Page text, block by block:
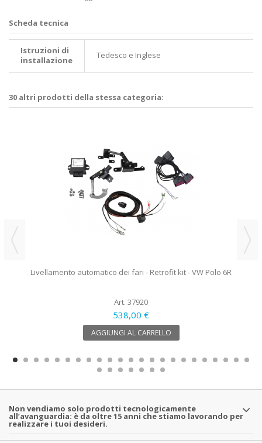
Scheda tecnica
Istruzioni di
installazione
Tedesco e Inglese
30 altri prodotti della stessa categoria:
Livellamento automatico dei fari - Retrofit kit - VW Polo 6R
Art. 37920
538,00 €
AGGIUNGI AL CARRELLO
Non vendiamo solo prodotti tecnologicamente
all’avanguardia: è da oltre 15 anni che stiamo lavorando per
realizzare i tuoi desideri.